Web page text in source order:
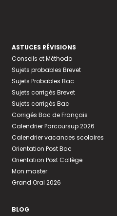
ASTUCES RÉVISIONS
Conseils et Méthodo
Sujets probables Brevet
Sujets Probables Bac
Sujets corrigés Brevet
Sujets corrigés Bac
Corrigés Bac de Français
Calendrier Parcoursup 2026
Calendrier vacances scolaires
Orientation Post Bac
Orientation Post Collège
Mon master
Grand Oral 2026
BLOG